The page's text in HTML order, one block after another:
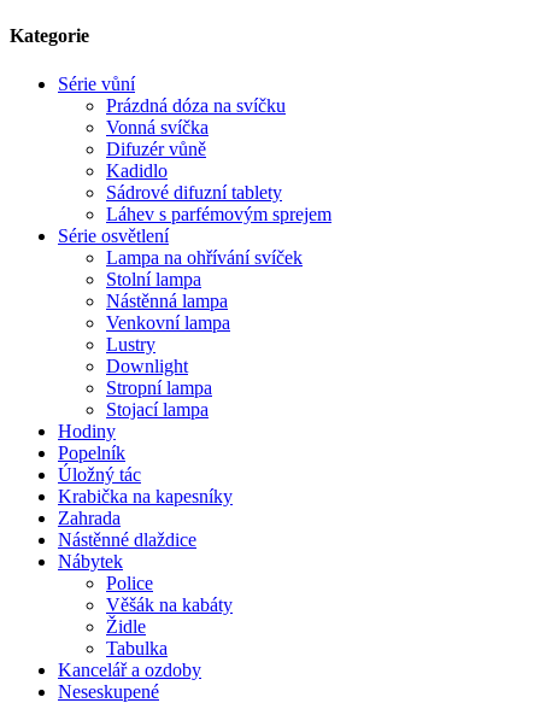
Kategorie
Série vůní
Prázdná dóza na svíčku
Vonná svíčka
Difuzér vůně
Kadidlo
Sádrové difuzní tablety
Láhev s parfémovým sprejem
Série osvětlení
Lampa na ohřívání svíček
Stolní lampa
Nástěnná lampa
Venkovní lampa
Lustry
Downlight
Stropní lampa
Stojací lampa
Hodiny
Popelník
Úložný tác
Krabička na kapesníky
Zahrada
Nástěnné dlaždice
Nábytek
Police
Věšák na kabáty
Židle
Tabulka
Kancelář a ozdoby
Neseskupené